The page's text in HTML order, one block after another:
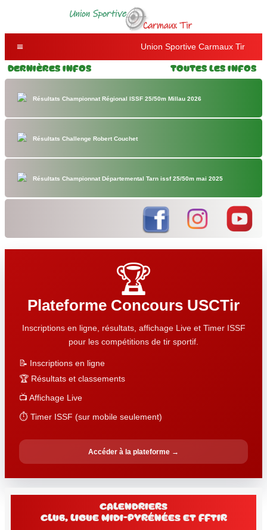
Union Sportive Carmaux Tir
Dernières Infos Toutes les Infos
Résultats Championnat Régional ISSF 25/50m Millau 2026
Résultats Challenge Robert Couchet
Résultats Championnat Départemental Tarn issf 25/50m mai 2025
🏆
Plateforme Concours USCTir
Inscriptions en ligne, résultats, affichage Live et Timer ISSF
pour les compétitions de tir sportif.
📝 Inscriptions en ligne
🏆 Résultats et classements
📺 Affichage Live
⏱️ Timer ISSF (sur mobile seulement)
Accéder à la plateforme →
Calendriers
club, Ligue Midi-Pyrénées et FFtir